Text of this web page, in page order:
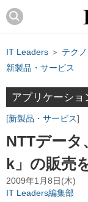
IT Leaders ＞ テク
新製品・サービス
アプリケーショ
新製品・サービス
NTTデー
k」の販売
2009年1月8日(木)
IT Leaders編集部